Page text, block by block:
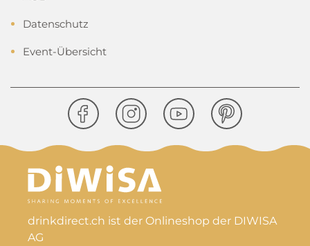
Datenschutz
Event-Übersicht
drinkdirect.ch ist der Onlineshop der DIWISA
AG